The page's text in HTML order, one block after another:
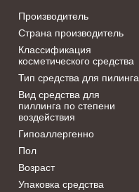
Производитель
Страна производитель
Классификация
косметического средства
Тип средства для пилинга
Вид средства для
пиллинга по степени
воздействия
Гипоаллергенно
Пол
Возраст
Упаковка средства